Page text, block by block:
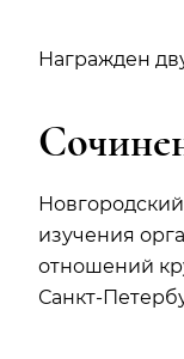
Награжден
изучения
отношений
Санкт-